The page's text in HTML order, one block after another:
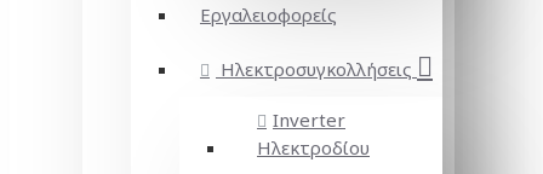
Εργαλειοφορείς
Ηλεκτροσυγκολλήσεις
Inverter
Ηλεκτροδίου